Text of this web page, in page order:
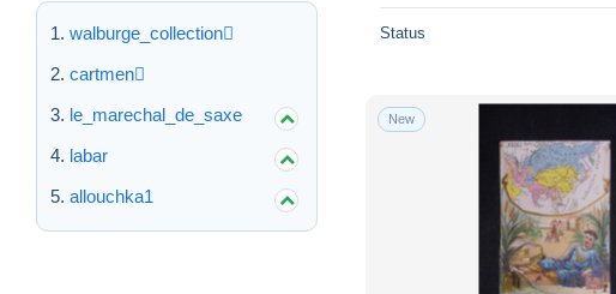
walburge_collection
cartmen
le_marechal_de_saxe
labar
allouchka1
Status
New